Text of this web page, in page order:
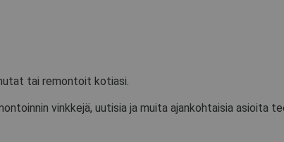
tai remontoit kotiasi.
vinkkejä, uutisia ja muita ajankohtaisia asioita